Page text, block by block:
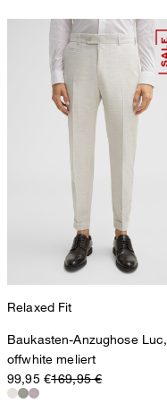
Relaxed Fit
Baukasten-Anzughose Luc,
offwhite meliert
99,95 €169,95 €